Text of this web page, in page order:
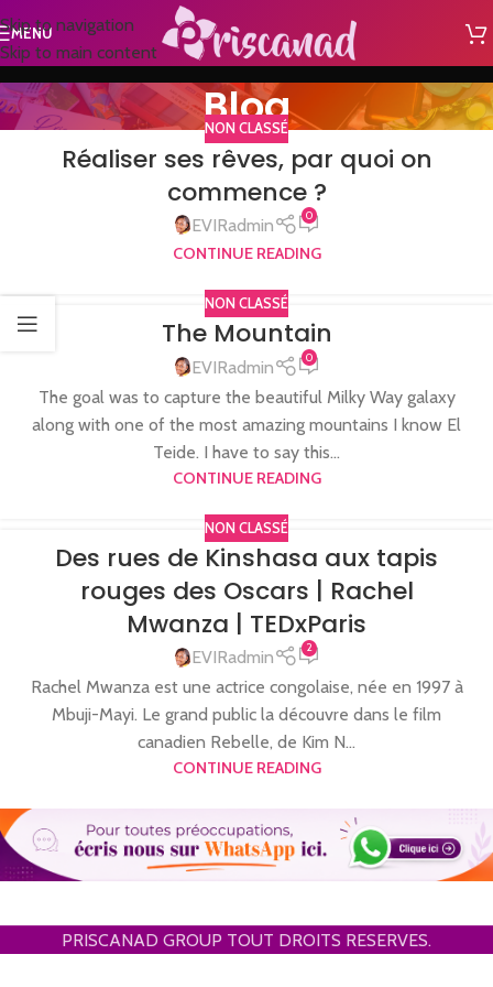
Skip to navigation
Skip to main content
MENU
Blog
NON CLASSÉ
Réaliser ses rêves, par quoi on
commence ?
EVIRadmin 0
CONTINUE READING
NON CLASSÉ
The Mountain
EVIRadmin 0
The goal was to capture the beautiful Milky Way galaxy
along with one of the most amazing mountains I know El
Teide. I have to say this...
CONTINUE READING
NON CLASSÉ
Des rues de Kinshasa aux tapis
rouges des Oscars | Rachel
Mwanza | TEDxParis
EVIRadmin 2
Rachel Mwanza est une actrice congolaise, née en 1997 à
Mbuji-Mayi. Le grand public la découvre dans le film
canadien Rebelle, de Kim N...
CONTINUE READING
PRISCANAD GROUP TOUT DROITS RESERVES.